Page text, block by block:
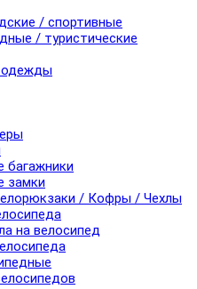
/ спортивные
/ туристические
одежды
багажники
замки
/ Кофры / Чехлы
на велосипед